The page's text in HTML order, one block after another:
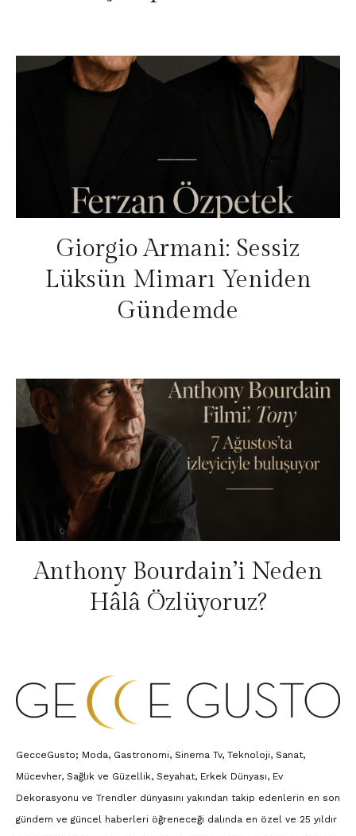
Giorgio Armani: Sessiz
Lüksün Mimarı Yeniden
Gündemde
Anthony Bourdain’i Neden
Hâlâ Özlüyoruz?
GecceGusto; Moda, Gastronomi, Sinema Tv, Teknoloji, Sanat,
Mücevher, Sağlık ve Güzellik, Seyahat, Erkek Dünyası, Ev
Dekorasyonu ve Trendler dünyasını yakından takip edenlerin en son
gündem ve güncel haberleri öğreneceği dalında en özel ve 25 yıldır